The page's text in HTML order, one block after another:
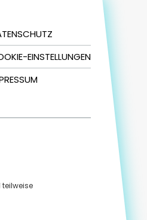
EINSTELLUNGEN